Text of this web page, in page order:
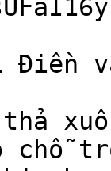
Điền
chỗ